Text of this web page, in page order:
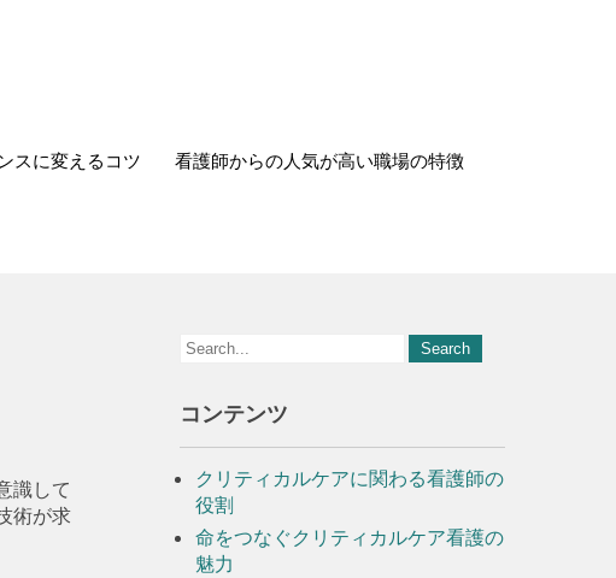
スに変えるコツ 看護師からの人気が高い職場の特徴
識して
術が求
コンテンツ
クリティカルケアに関わる看護師の
役割
命をつなぐクリティカルケア看護の
魅力